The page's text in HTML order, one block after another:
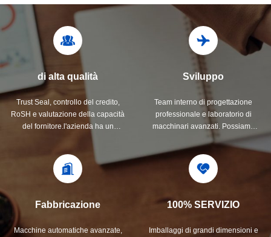
di alta qualità
Trust Seal, controllo del credito,
RoSH e valutazione della capacità
del fornitore.l'azienda ha un
prova professionale.
Sviluppo
Team interno di progettazione
professionale e laboratorio di
macchinari avanzati. Possiamo
collaborare per sviluppare i
prodotti di cui avete bisogno.
Fabbricazione
Macchine automatiche avanzate,
100% SERVIZIO
Imballaggi di grandi dimensioni e